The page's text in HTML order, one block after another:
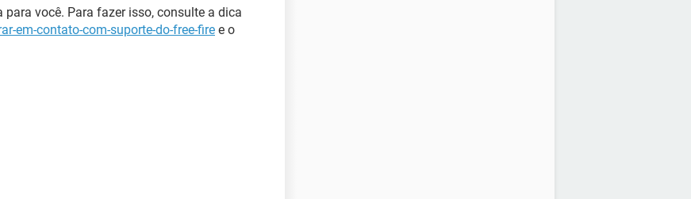
você. Para fazer isso, consulte a dica
em-contato-com-suporte-do-free-fire e o